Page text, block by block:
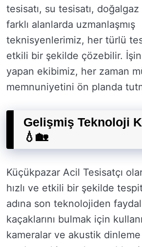
tesisatı, su tesisatı, doğalgaz
farklı alanlarda uzmanlaşmış
teknisyenlerimiz, her türlü
etkili bir şekilde çözebilir. İşini
yapan ekibimiz, her zaman
memnuniyetini ön planda
Gelişmiş Teknoloji
💧🏡
Küçükpazar Acil Tesisatçı
hızlı ve etkili bir şekilde
adına son teknolojiden
kaçaklarını bulmak için
kameralar ve akustik dinleme